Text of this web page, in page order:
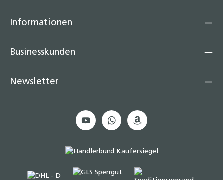
Informationen
Businesskunden
Newsletter